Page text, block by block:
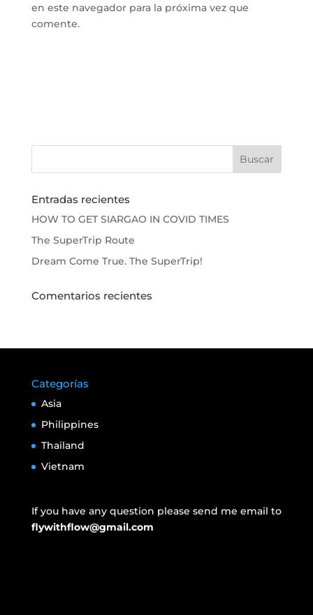
en este navegador para la próxima vez que
comente.
Entradas recientes
HOW TO GET SIARGAO IN COVID TIMES
The SuperTrip Route
Dream Come True. The SuperTrip!
Comentarios recientes
Categorías
Asia
Philippines
Thailand
Vietnam
If you have any question please send me email to
flywithflow@gmail.com